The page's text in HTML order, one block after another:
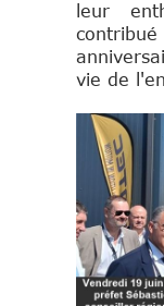
leur
vie de